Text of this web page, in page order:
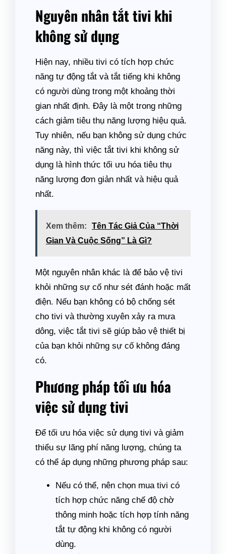
Nguyên nhân tắt tivi khi
không sử dụng
Hiện nay, nhiều tivi có tích hợp chức
năng tự động tắt và tắt tiếng khi không
có người dùng trong một khoảng thời
gian nhất định. Đây là một trong những
cách giảm tiêu thụ năng lượng hiệu quả.
Tuy nhiên, nếu bạn không sử dụng chức
năng này, thì việc tắt tivi khi không sử
dụng là hình thức tối ưu hóa tiêu thụ
năng lượng đơn giản nhất và hiệu quả
nhất.
Xem thêm:
Tên Tác Giả Của “Thời
Gian Và Cuộc Sống” Là Gì?
Một nguyên nhân khác là để bảo vệ tivi
khỏi những sự cố như sét đánh hoặc mất
điện. Nếu bạn không có bộ chống sét
cho tivi và thường xuyên xảy ra mưa
dông, việc tắt tivi sẽ giúp bảo vệ thiết bị
của bạn khỏi những sự cố không đáng
có.
Phương pháp tối ưu hóa
việc sử dụng tivi
Để tối ưu hóa việc sử dụng tivi và giảm
thiểu sự lãng phí năng lượng, chúng ta
có thể áp dụng những phương pháp sau:
Nếu có thể, nên chọn mua tivi có
tích hợp chức năng chế độ chờ
thông minh hoặc tích hợp tính năng
tắt tự động khi không có người
dùng.